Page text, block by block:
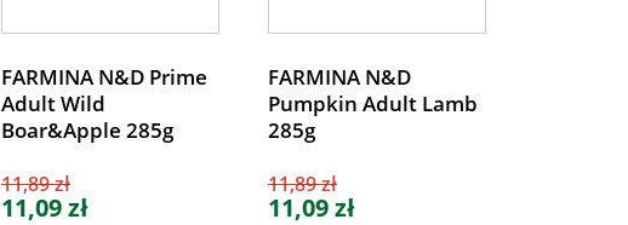
FARMINA N&D Prime
Adult Wild
Boar&Apple 285g
11,89 zł
11,09 zł
FARMINA N&D
Pumpkin Adult Lamb
285g
11,89 zł
11,09 zł